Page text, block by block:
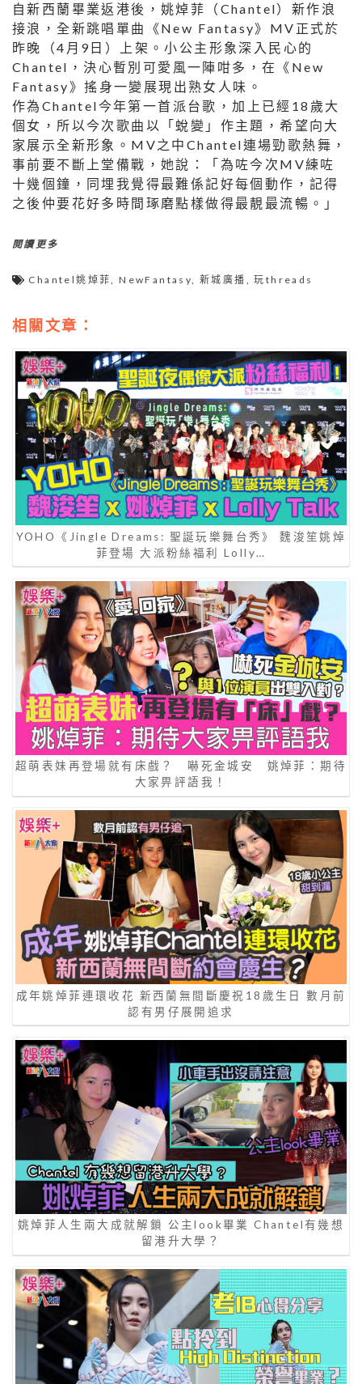
自新西蘭畢業返港後，姚焯菲（Chantel）新作浪
接浪，全新跳唱單曲《New Fantasy》MV正式於
昨晚（4月9日）上架。小公主形象深入民心的
Chantel，決心暫別可愛風一陣咁多，在《New
Fantasy》搖身一變展現出熟女人味。
作為Chantel今年第一首派台歌，加上已經18歲大
個女，所以今次歌曲以「蛻變」作主題，希望向大
家展示全新形象。MV之中Chantel連場勁歌熱舞，
事前要不斷上堂備戰，她說：「為咗今次MV練咗
十幾個鐘，同埋我覺得最難係記好每個動作，記得
之後仲要花好多時間琢磨點樣做得最靚最流暢。」
閱讀更多
Chantel姚焯菲,NewFantasy,新城廣播 ,玩threads
相關文章：
YOHO《Jingle Dreams: 聖誕玩樂舞台秀》 魏浚笙姚焯
菲登場 大派粉絲福利 Lolly…
超萌表妹再登場就有床戲？ 嚇死金城安 姚焯菲：期待
大家畀評語我！
成年姚焯菲連環收花 新西蘭無間斷慶祝18歲生日 數月前
認有男仔展開追求
姚焯菲人生兩大成就解鎖 公主look畢業 Chantel有幾想
留港升大學？